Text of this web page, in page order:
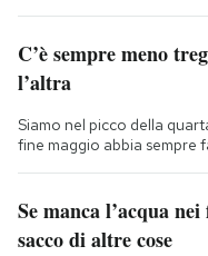
C’è sempre meno
l’altra
Siamo nel picco della
fine maggio abbia sempre
Se manca l’acqua
sacco di altre cose